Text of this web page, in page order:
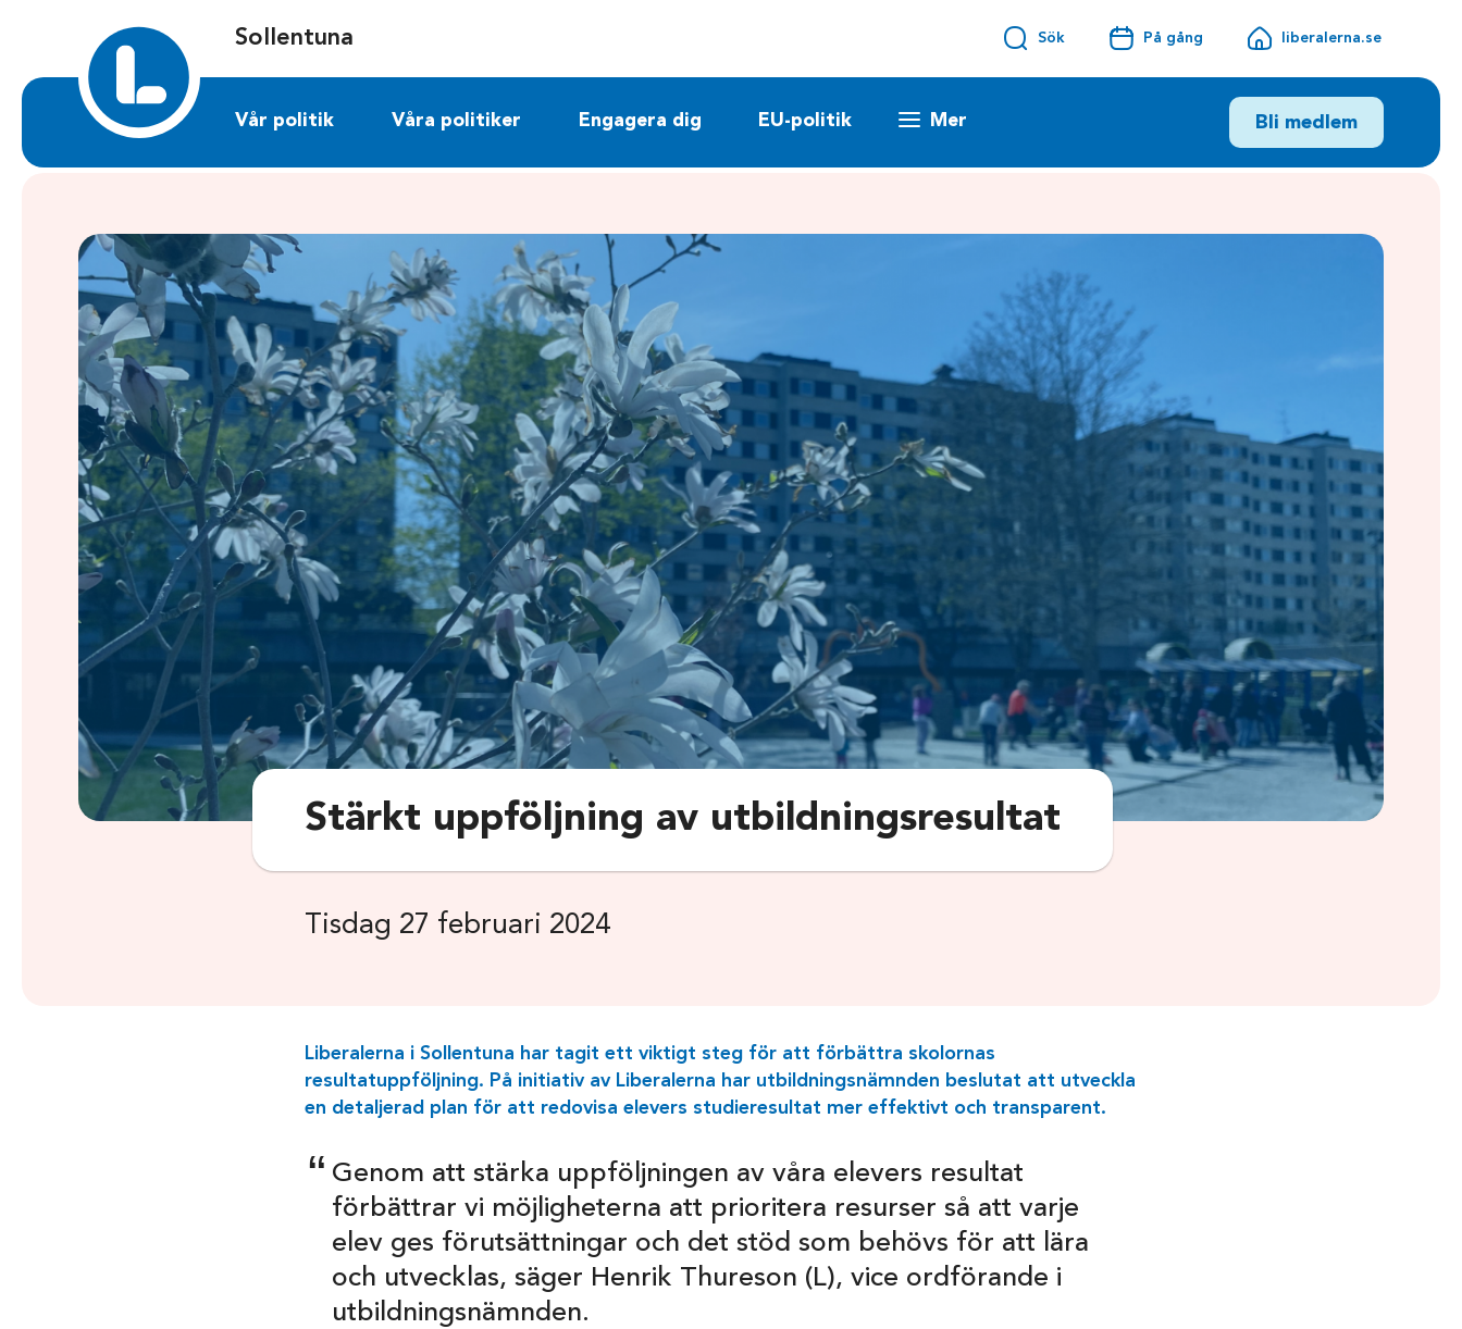
Sollentuna Sök På gång liberalerna.se
Vår politik Våra politiker Engagera dig EU-politik Mer Bli medlem
Stärkt uppföljning av utbildningsresultat
Tisdag 27 februari 2024
Liberalerna i Sollentuna har tagit ett viktigt steg för att förbättra skolornas
resultatuppföljning. På initiativ av Liberalerna har utbildningsnämnden beslutat att utveckla
en detaljerad plan för att redovisa elevers studieresultat mer effektivt och transparent.
Genom att stärka uppföljningen av våra elevers resultat
förbättrar vi möjligheterna att prioritera resurser så att varje
elev ges förutsättningar och det stöd som behövs för att lära
och utvecklas, säger Henrik Thureson (L), vice ordförande i
utbildningsnämnden.